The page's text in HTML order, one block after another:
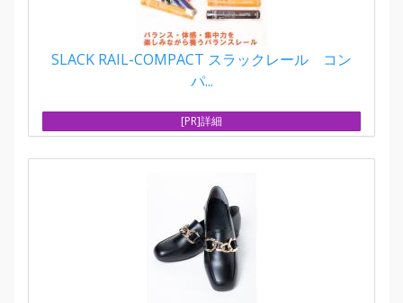
SLACK RAIL-COMPACT スラックレール コン
パ...
[PR]詳細